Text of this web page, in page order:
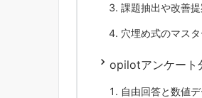
課題抽出や改善
穴埋め式のマス
opilotアンケート
自由回答と数値